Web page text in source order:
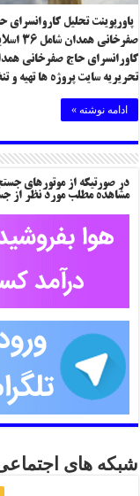
پاورپوینت تحلیل
کاورانسرای حاج صفرخانی
تحریریه سایت پروژه ها تهیه
ادامه نوشته »
در صورتیکه از موتورهای
مشاهده مطلب مورد نظر از
شبکه های